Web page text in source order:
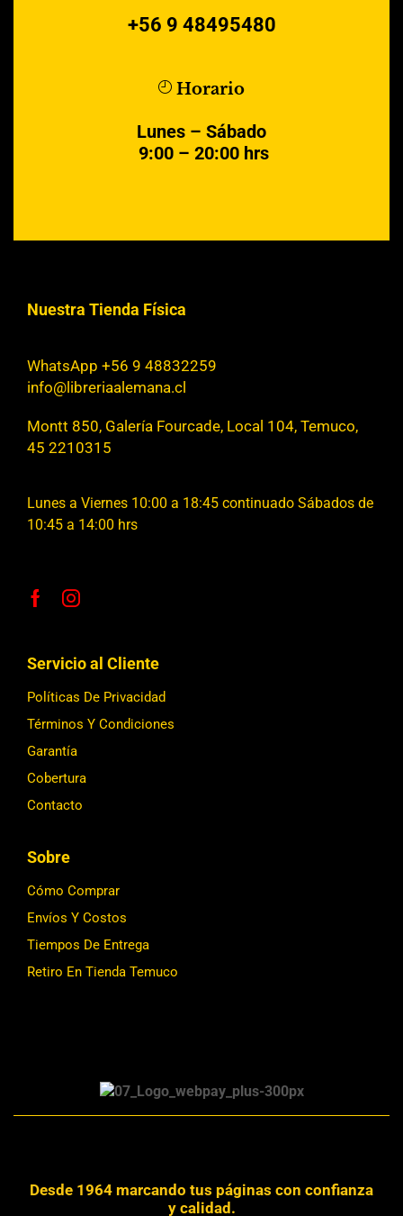
+56 9 48495480
Horario
Lunes – Sábado
9:00 – 20:00 hrs
Nuestra Tienda Física
WhatsApp +56 9 48832259
info@libreriaalemana.cl
Montt 850, Galería Fourcade, Local 104, Temuco,
45 2210315
Lunes a Viernes 10:00 a 18:45 continuado Sábados de
10:45 a 14:00 hrs
Servicio al Cliente
Políticas De Privacidad
Términos Y Condiciones
Garantía
Cobertura
Contacto
Sobre
Cómo Comprar
Envíos Y Costos
Tiempos De Entrega
Retiro En Tienda Temuco
Desde 1964 marcando tus páginas con confianza
y calidad.